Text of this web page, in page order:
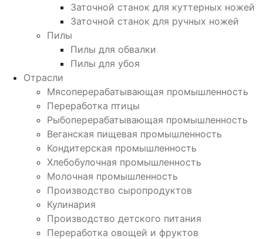
Заточной станок для куттерных ножей
Заточной станок для ручных ножей
Пилы
Пилы для обвалки
Пилы для убоя
Отрасли
Мясоперерабатывающая промышленность
Переработка птицы
Рыбоперерабатывающая промышленность
Веганская пищевая промышленность
Кондитерская промышленность
Хлебобулочная промышленность
Молочная промышленность
Производство сыропродуктов
Кулинария
Производство детского питания
Переработка овощей и фруктов